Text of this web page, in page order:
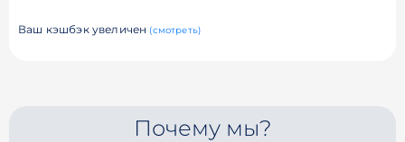
Ваш кэшбэк увеличен (смотреть)
Почему мы?